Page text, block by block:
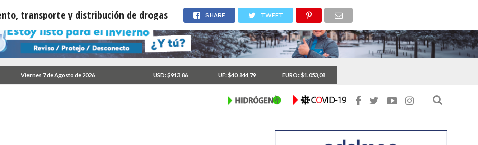
Viernes 7 de Agosto de 2026 USD: $913,86 UF: $40.844,79 EURO: $1.053,08
transporte y distribución de drogas SHARE TWEET
ocultamiento, transporte y